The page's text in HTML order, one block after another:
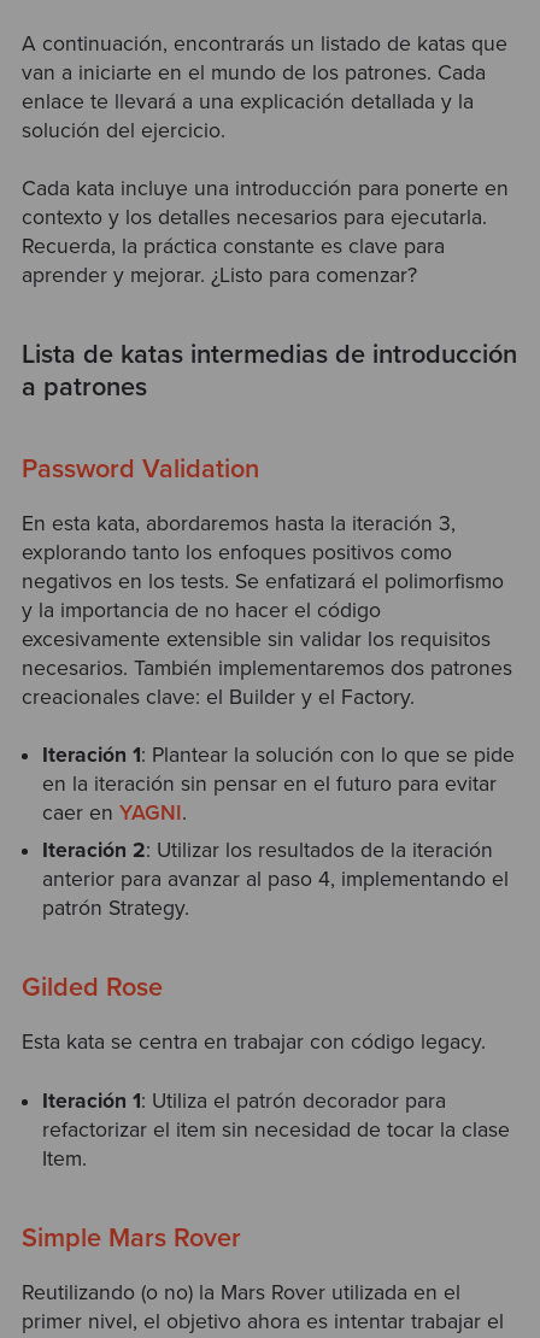
A continuación, encontrarás un listado de katas que
van a iniciarte en el mundo de los patrones. Cada
enlace te llevará a una explicación detallada y la
solución del ejercicio.
Cada kata incluye una introducción para ponerte en
contexto y los detalles necesarios para ejecutarla.
Recuerda, la práctica constante es clave para
aprender y mejorar. ¿Listo para comenzar?
Lista de katas intermedias de introducción
a patrones
Password Validation
En esta kata, abordaremos hasta la iteración 3,
explorando tanto los enfoques positivos como
negativos en los tests. Se enfatizará el polimorfismo
y la importancia de no hacer el código
excesivamente extensible sin validar los requisitos
necesarios. También implementaremos dos patrones
creacionales clave: el Builder y el Factory.
Iteración 1: Plantear la solución con lo que se pide
en la iteración sin pensar en el futuro para evitar
caer enYAGNI.
Iteración 2: Utilizar los resultados de la iteración
anterior para avanzar al paso 4, implementando el
patrón Strategy.
Gilded Rose
Esta kata se centra en trabajar con código legacy.
Iteración 1: Utiliza el patrón decorador para
refactorizar el item sin necesidad de tocar la clase
Item.
Simple Mars Rover
Reutilizando (o no) la Mars Rover utilizada en el
primer nivel, el objetivo ahora es intentar trabajar el